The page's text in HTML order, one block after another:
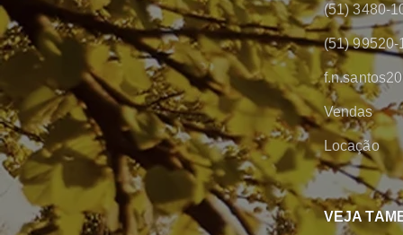
(51) 3480-
(51) 99520-
Vendas
Locação
VEJA